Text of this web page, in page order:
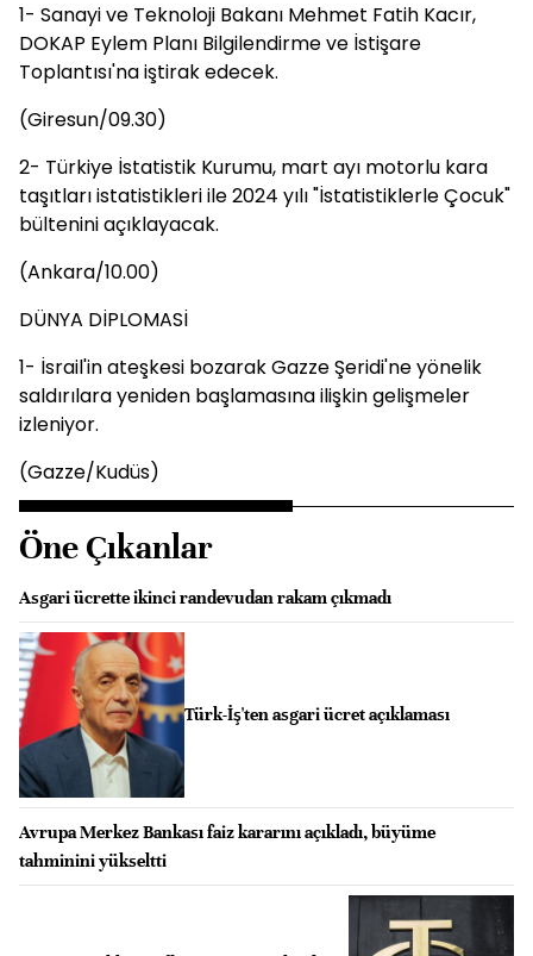
1- Sanayi ve Teknoloji Bakanı Mehmet Fatih Kacır,
DOKAP Eylem Planı Bilgilendirme ve İstişare
Toplantısı'na iştirak edecek.
(Giresun/09.30)​​​​​​​
2- Türkiye İstatistik Kurumu, mart ayı motorlu kara
taşıtları istatistikleri ile 2024 yılı "İstatistiklerle Çocuk"
bültenini açıklayacak.
(Ankara/10.00)
DÜNYA DİPLOMASİ
1- İsrail'in ateşkesi bozarak Gazze Şeridi'ne yönelik
saldırılara yeniden başlamasına ilişkin gelişmeler
izleniyor.
(Gazze/Kudüs)
Öne Çıkanlar
Asgari ücrette ikinci randevudan rakam çıkmadı
Türk-İş'ten asgari ücret açıklaması
Avrupa Merkez Bankası faiz kararını açıkladı, büyüme
tahminini yükseltti